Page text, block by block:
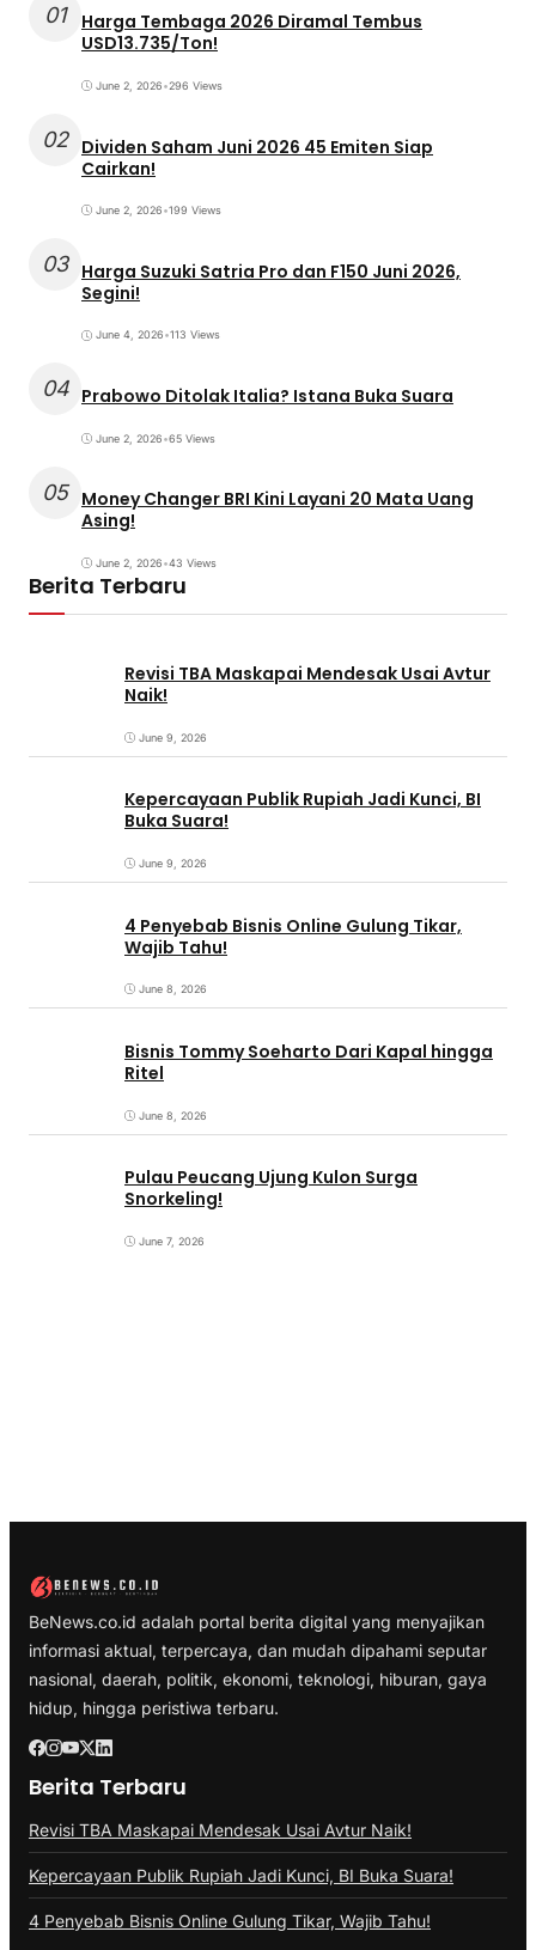
01
Harga Tembaga 2026 Diramal Tembus
USD13.735/Ton!
June 2, 2026•296 Views
02 Dividen Saham Juni 2026 45 Emiten Siap
Cairkan!
June 2, 2026•199 Views
03 Harga Suzuki Satria Pro dan F150 Juni 2026,
Segini!
June 4, 2026•113 Views
04 Prabowo Ditolak Italia? Istana Buka Suara
June 2, 2026•65 Views
05 Money Changer BRI Kini Layani 20 Mata Uang
Asing!
June 2, 2026•43 Views
Berita Terbaru
Revisi TBA Maskapai Mendesak Usai Avtur
Naik!
June 9, 2026
Kepercayaan Publik Rupiah Jadi Kunci, BI
Buka Suara!
June 9, 2026
4 Penyebab Bisnis Online Gulung Tikar,
Wajib Tahu!
June 8, 2026
Bisnis Tommy Soeharto Dari Kapal hingga
Ritel
June 8, 2026
Pulau Peucang Ujung Kulon Surga
Snorkeling!
June 7, 2026
BeNews.co.id adalah portal berita digital yang menyajikan
informasi aktual, terpercaya, dan mudah dipahami seputar
nasional, daerah, politik, ekonomi, teknologi, hiburan, gaya
hidup, hingga peristiwa terbaru.
Berita Terbaru
Revisi TBA Maskapai Mendesak Usai Avtur Naik!
Kepercayaan Publik Rupiah Jadi Kunci, BI Buka Suara!
4 Penyebab Bisnis Online Gulung Tikar, Wajib Tahu!